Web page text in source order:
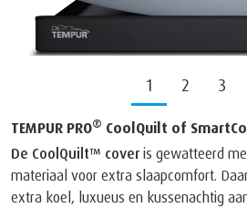
1 2 3
TEMPUR PRO® CoolQuilt of
De CoolQuilt™ cover is gewatteerd
materiaal voor extra slaapcomfort.
extra koel, luxueus en kussenachtig